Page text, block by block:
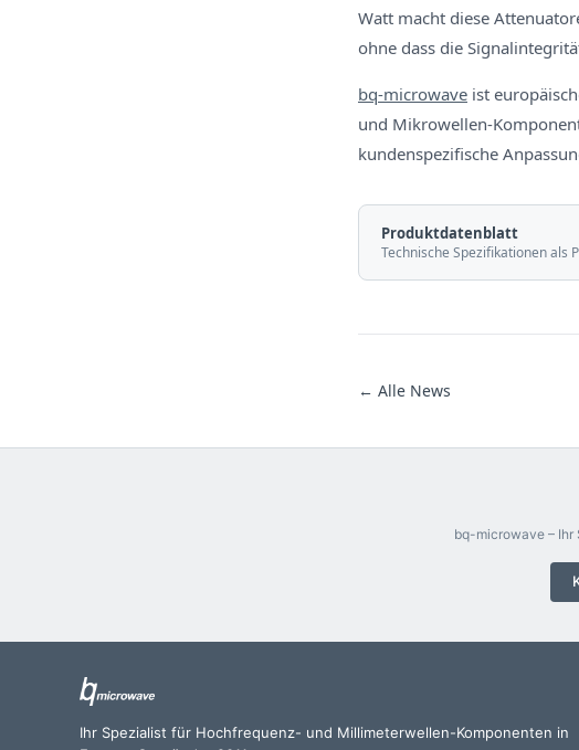
Watt macht diese
ohne dass die
bq-microwave ist
und Mikrowellen-
kundenspezifische
Produktdatenblatt
Technische Spezifikationen als
← Alle News
bq-microwave – Ihr
Ihr Spezialist für Hochfrequenz- und Millimeterwellen-Komponenten in